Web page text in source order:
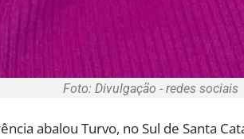
Foto: Divulgação - redes sociais
abalou Turvo, no Sul de Santa